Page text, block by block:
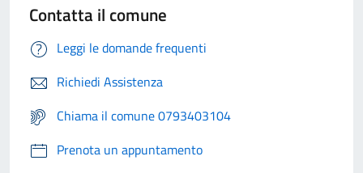
Contatta il comune
Leggi le domande frequenti
Richiedi Assistenza
Chiama il comune 0793403104
Prenota un appuntamento